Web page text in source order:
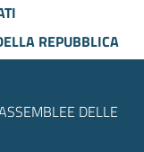
REPUBBLICA
DELLE